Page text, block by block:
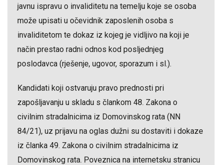
javnu ispravu o invaliditetu na temelju koje se osoba
može upisati u očevidnik zaposlenih osoba s
invaliditetom te dokaz iz kojeg je vidljivo na koji je
način prestao radni odnos kod posljednjeg
poslodavca (rješenje, ugovor, sporazum i sl.).
Kandidati koji ostvaruju pravo prednosti pri
zapošljavanju u skladu s člankom 48. Zakona o
civilnim stradalnicima iz Domovinskog rata (NN
84/21), uz prijavu na oglas dužni su dostaviti i dokaze
iz članka 49. Zakona o civilnim stradalnicima iz
Domovinskog rata. Poveznica na internetsku stranicu